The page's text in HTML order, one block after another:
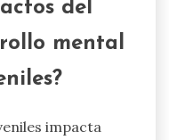
del
mental
impacta